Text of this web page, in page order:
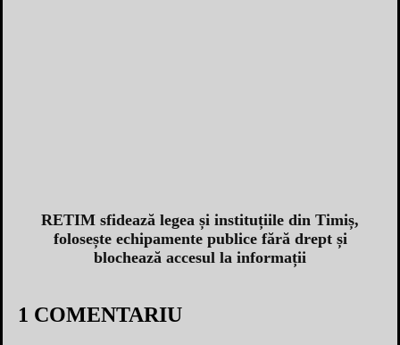
RETIM sfidează legea și instituțiile din Timiș,
folosește echipamente publice fără drept și
blochează accesul la informații
1 COMENTARIU